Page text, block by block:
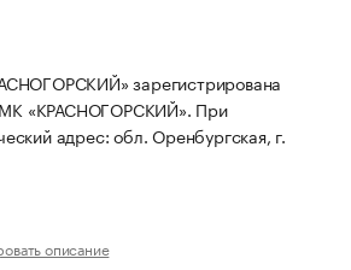
зарегистрирована
«КРАСНОГОРСКИЙ». При
адрес: обл. Оренбургская, г.
описание